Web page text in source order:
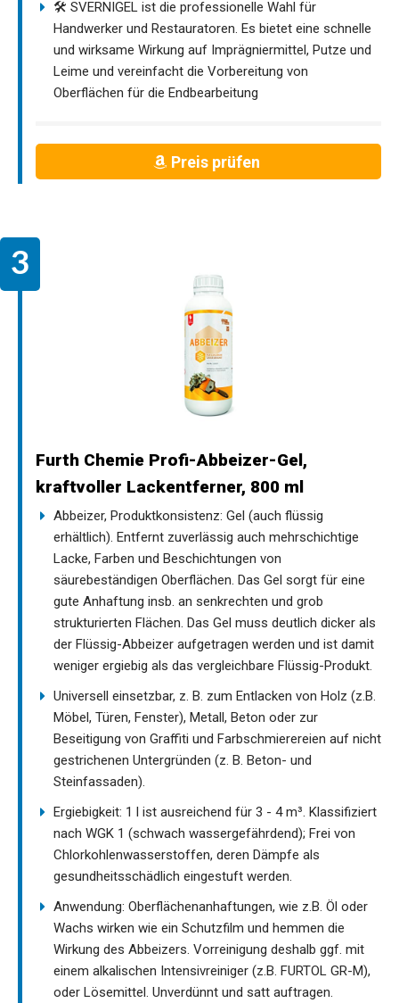
🛠️ SVERNIGEL ist die professionelle Wahl für
Handwerker und Restauratoren. Es bietet eine schnelle
und wirksame Wirkung auf Imprägniermittel, Putze und
Leime und vereinfacht die Vorbereitung von
Oberflächen für die Endbearbeitung
Preis prüfen
Furth Chemie Profi-Abbeizer-Gel,
kraftvoller Lackentferner, 800 ml
Abbeizer, Produktkonsistenz: Gel (auch flüssig
erhältlich). Entfernt zuverlässig auch mehrschichtige
Lacke, Farben und Beschichtungen von
säurebeständigen Oberflächen. Das Gel sorgt für eine
gute Anhaftung insb. an senkrechten und grob
strukturierten Flächen. Das Gel muss deutlich dicker als
der Flüssig-Abbeizer aufgetragen werden und ist damit
weniger ergiebig als das vergleichbare Flüssig-Produkt.
Universell einsetzbar, z. B. zum Entlacken von Holz (z.B.
Möbel, Türen, Fenster), Metall, Beton oder zur
Beseitigung von Graffiti und Farbschmierereien auf nicht
gestrichenen Untergründen (z. B. Beton- und
Steinfassaden).
Ergiebigkeit: 1 l ist ausreichend für 3 - 4 m³. Klassifiziert
nach WGK 1 (schwach wassergefährdend); Frei von
Chlorkohlenwasserstoffen, deren Dämpfe als
gesundheitsschädlich eingestuft werden.
Anwendung: Oberflächenanhaftungen, wie z.B. Öl oder
Wachs wirken wie ein Schutzfilm und hemmen die
Wirkung des Abbeizers. Vorreinigung deshalb ggf. mit
einem alkalischen Intensivreiniger (z.B. FURTOL GR-M),
oder Lösemittel. Unverdünnt und satt auftragen.